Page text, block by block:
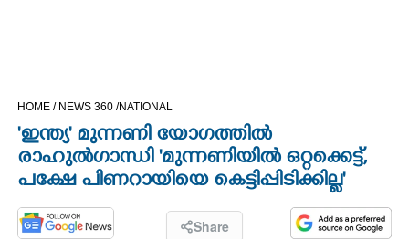
CINEMA
OPINION
PHOTOS
HOME / NEWS 360 /NATIONAL
'ഇന്ത്യ' മുന്നണി യോഗത്തിൽ
രാഹുൽഗാന്ധി 'മുന്നണിയിൽ ഒറ്റക്കെട്ട്,
പക്ഷേ പിണറായിയെ കെട്ടിപ്പിടിക്കില്ല'
Share